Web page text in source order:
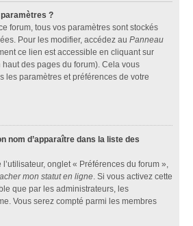
?
forum, tous vos paramètres sont stockés
Pour les modifier, accédez au Panneau
ce lien est accessible en cliquant sur
haut des pages du forum). Cela vous
les paramètres et préférences de votre
nom d’apparaître dans la liste des
onglet « Préférences du forum »,
mon statut en ligne. Si vous activez cette
que par les administrateurs, les
Vous serez compté parmi les membres